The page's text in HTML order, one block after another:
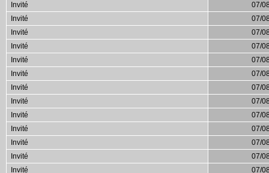
Invité
07/
Invité
07/
Invité
07/
Invité
07/
Invité
07/
Invité
07/
Invité
07/
Invité
07/
Invité
07/
Invité
07/
Invité
07/
Invité
07/
Invité
07/